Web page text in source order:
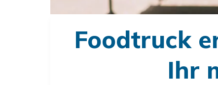
Foodtruck
Ihr